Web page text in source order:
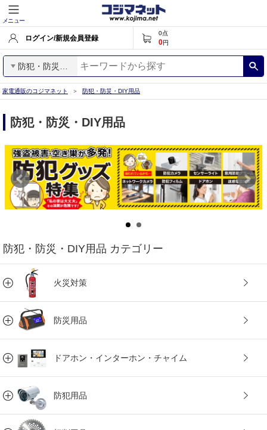
メニュー
ログイン/新規会員登録
0点
0円
防犯・防災・DIY用品
家電通販のコジマネット 防犯・防災・DIY用品
防犯・防災・DIY用品
防犯・防災・DIY用品 カテゴリー
火災対策
防災用品
ドアホン・インターホン・チャイム
防犯用品